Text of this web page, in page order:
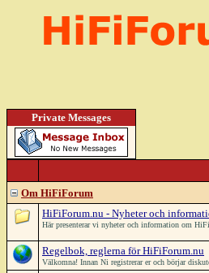
Private Messages
Om HiFiForum
HiFiForum.nu - Nyheter och
Här presenterar vi nyheter och information om
Regelbok, reglerna för HiFiForum.nu
Välkomna! Innan Ni registrerar er och börjar